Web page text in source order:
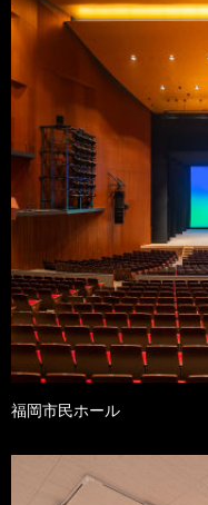
福岡市民ホール